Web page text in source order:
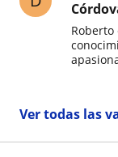
Ver todas las